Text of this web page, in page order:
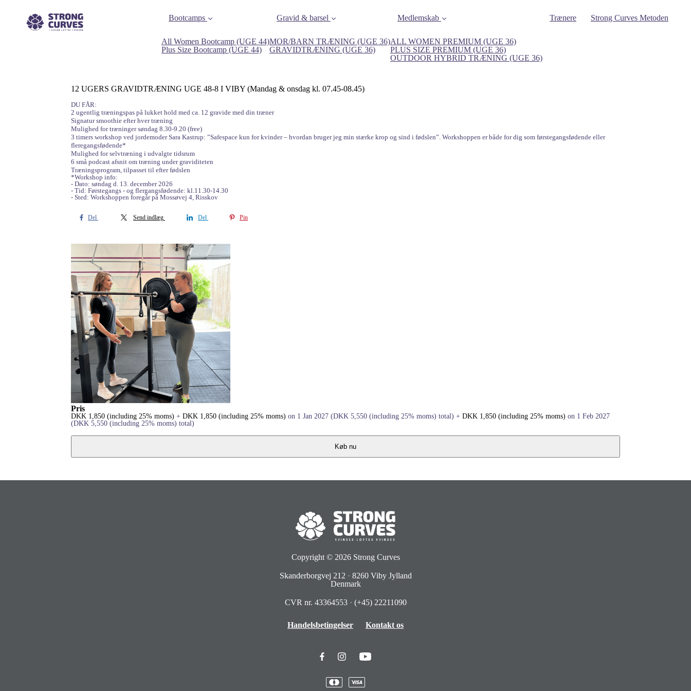
Bootcamps
All Women Bootcamp (UGE 44)
Plus Size Bootcamp (UGE 44)
Gravid & barsel
MOR/BARN TRÆNING (UGE 36)
GRAVIDTRÆNING (UGE 36)
Medlemskab
ALL WOMEN PREMIUM (UGE 36)
PLUS SIZE PREMIUM (UGE 36)
OUTDOOR HYBRID TRÆNING (UGE 36)
Trænere Strong Curves Metoden
12 UGERS GRAVIDTRÆNING UGE 48-8 I VIBY (Mandag & onsdag kl. 07.45-08.45)
DU FÅR:
2 ugentlig træningspas på lukket hold med ca. 12 gravide med din træner
Signatur smoothie efter hver træning
Mulighed for træninger søndag 8.30-9.20 (free)
3 timers workshop ved jordemoder Sara Kastrup: ”Safespace kun for kvinder – hvordan bruger jeg min stærke krop og sind i fødslen”. Workshoppen er både for dig som førstegangsfødende eller
fleregangsfødende*
Mulighed for selvtræning i udvalgte tidsrum
6 små podcast afsnit om træning under graviditeten
Træningsprogram, tilpasset til efter fødslen
*Workshop info:
- Dato: søndag d. 13. december 2026
- Tid: Førstegangs - og flergangsfødende: kl.11.30-14.30
- Sted: Workshoppen foregår på Mossøvej 4, Risskov
Del Send indlæg Del Pin
Pris
DKK 1,850 (including 25% moms) + DKK 1,850 (including 25% moms) on 1 Jan 2027 (DKK 5,550 (including 25% moms) total) + DKK 1,850 (including 25% moms) on 1 Feb 2027
(DKK 5,550 (including 25% moms) total)
Køb nu
Copyright © 2026 Strong Curves
Skanderborgvej 212 · 8260 Viby Jylland
Denmark
CVR nr. 43364553 · (+45) 22211090
Handelsbetingelser Kontakt os